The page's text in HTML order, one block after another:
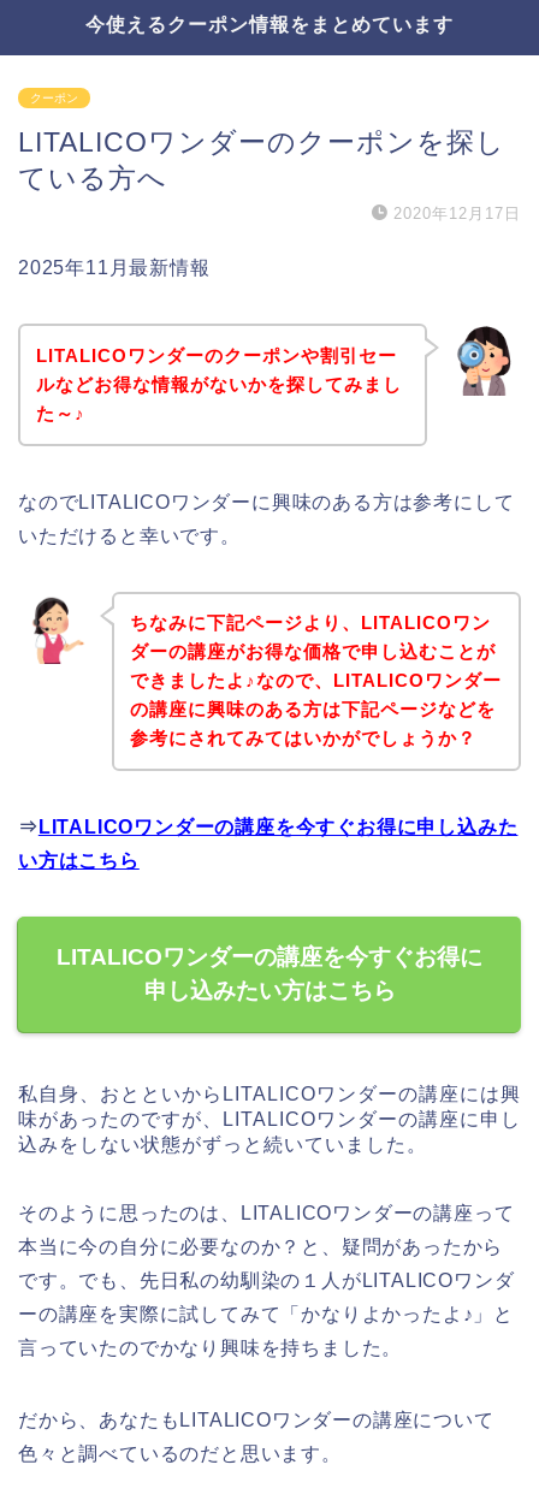
今使えるクーポン情報をまとめています
クーポン
LITALICOワンダーのクーポンを探し
ている方へ
2020年12月17日
2025年11月最新情報
LITALICOワンダーのクーポンや割引セー
ルなどお得な情報がないかを探してみまし
た～♪
なのでLITALICOワンダーに興味のある方は参考にして
いただけると幸いです。
ちなみに下記ページより、LITALICOワン
ダーの講座がお得な価格で申し込むことが
できましたよ♪なので、LITALICOワンダー
の講座に興味のある方は下記ページなどを
参考にされてみてはいかがでしょうか？
⇒ LITALICOワンダーの講座を今すぐお得に申し込みた
い方はこちら
LITALICOワンダーの講座を今すぐお得に
申し込みたい方はこちら
私自身、おとといからLITALICOワンダーの講座には興
味があったのですが、LITALICOワンダーの講座に申し
込みをしない状態がずっと続いていました。
そのように思ったのは、LITALICOワンダーの講座って
本当に今の自分に必要なのか？と、疑問があったから
です。でも、先日私の幼馴染の１人がLITALICOワンダ
ーの講座を実際に試してみて「かなりよかったよ♪」と
言っていたのでかなり興味を持ちました。
だから、あなたもLITALICOワンダーの講座について
色々と調べているのだと思います。